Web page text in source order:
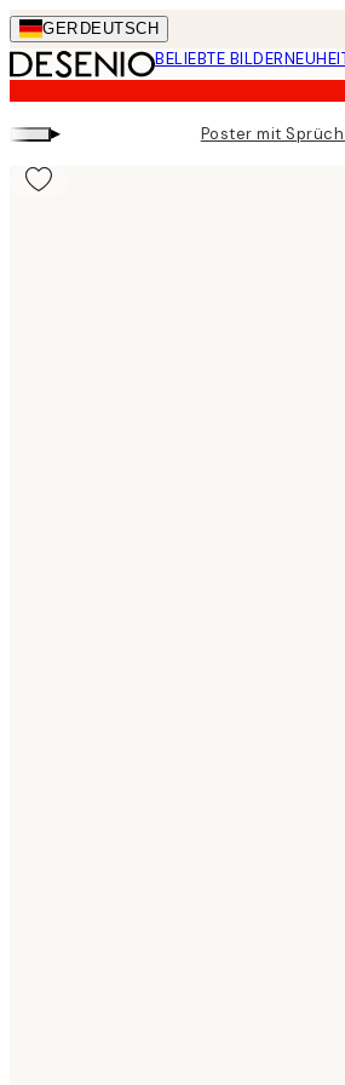
Skip
to
main
content.
GER DEUTSCH
BELIEBTE BILDER
▸ Poster mit